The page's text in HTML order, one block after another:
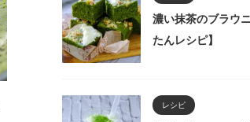
濃い抹茶のブラウ
たんレシピ】
レシピ